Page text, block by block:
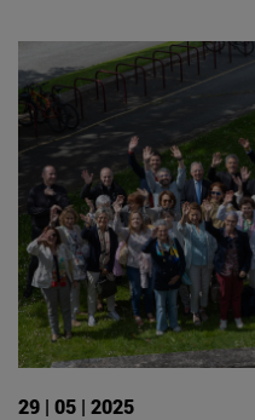
29 | 05 | 2025